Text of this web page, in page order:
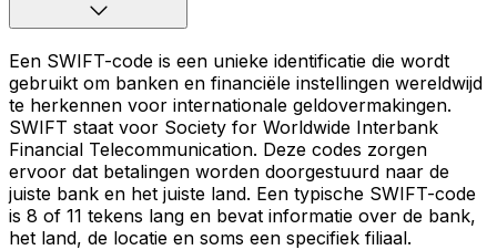
Een SWIFT-code is een unieke identificatie die wordt
gebruikt om banken en financiële instellingen wereldwijd
te herkennen voor internationale geldovermakingen.
SWIFT staat voor Society for Worldwide Interbank
Financial Telecommunication. Deze codes zorgen
ervoor dat betalingen worden doorgestuurd naar de
juiste bank en het juiste land. Een typische SWIFT-code
is 8 of 11 tekens lang en bevat informatie over de bank,
het land, de locatie en soms een specifiek filiaal.